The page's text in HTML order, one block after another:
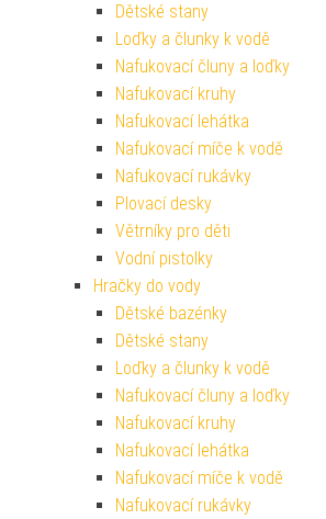
Dětské stany
Loďky a člunky k vodě
Nafukovací čluny a loďky
Nafukovací kruhy
Nafukovací lehátka
Nafukovací míče k vodě
Nafukovací rukávky
Plovací desky
Větrníky pro děti
Vodní pistolky
Hračky do vody
Dětské bazénky
Dětské stany
Loďky a člunky k vodě
Nafukovací čluny a loďky
Nafukovací kruhy
Nafukovací lehátka
Nafukovací míče k vodě
Nafukovací rukávky